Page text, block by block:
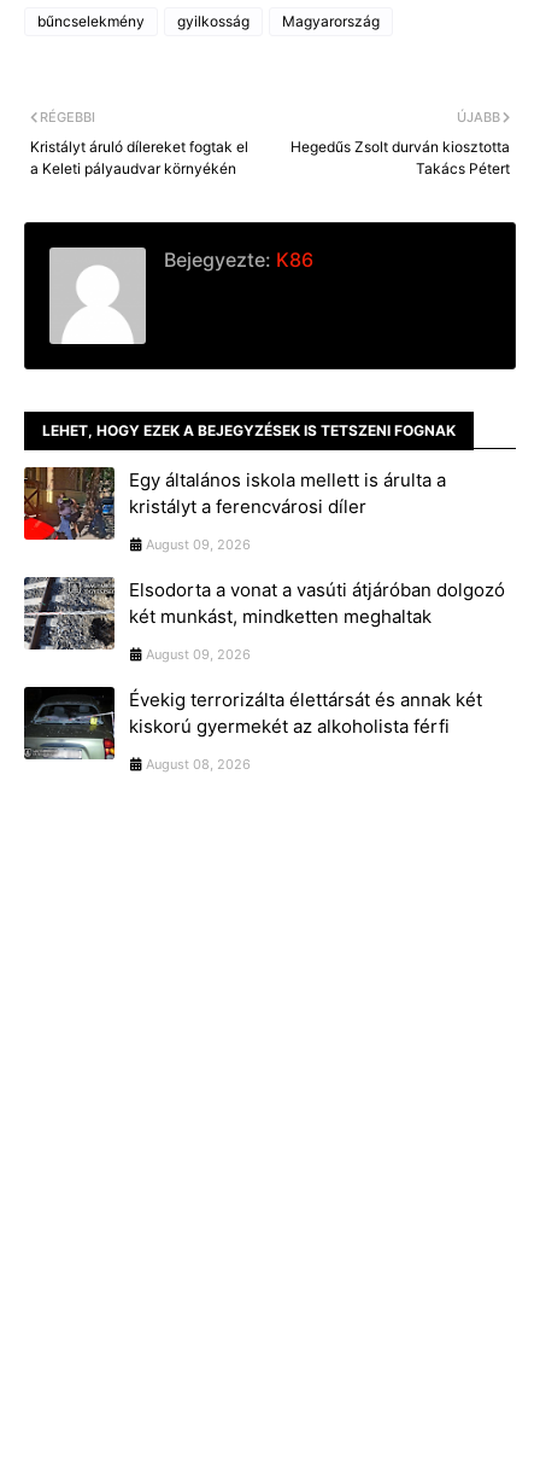
e
b
s
e
y
L
bűncselekmény gyilkosság Magyarország
ÚJABB
Hegedűs Zsolt durván kiosztotta
Takács Pétert
RÉGEBBI
Kristályt áruló dílereket fogtak el
a Keleti pályaudvar környékén
Bejegyezte: K86
LEHET, HOGY EZEK A BEJEGYZÉSEK IS TETSZENI FOGNAK
Egy általános iskola mellett is árulta a
kristályt a ferencvárosi díler
August 09, 2026
Elsodorta a vonat a vasúti átjáróban dolgozó
két munkást, mindketten meghaltak
August 09, 2026
Évekig terrorizálta élettársát és annak két
kiskorú gyermekét az alkoholista férfi
August 08, 2026